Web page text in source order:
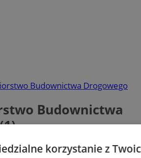
Budownictwa Drogowego
Budownictwa
korzystanie z